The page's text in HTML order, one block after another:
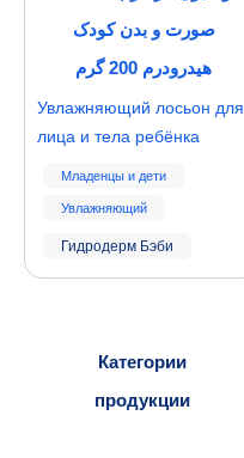
Категории
продукции
Гидродерм Бэби
Увлажняющий лосьон для
лица и тела ребёнка
Младенцы и дети
Увлажняющий